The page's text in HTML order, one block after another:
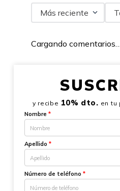
Más reciente
Cargando comentarios…
y recibe 10% dto. en tu
Nombre *
Apellido *
Número de teléfono *